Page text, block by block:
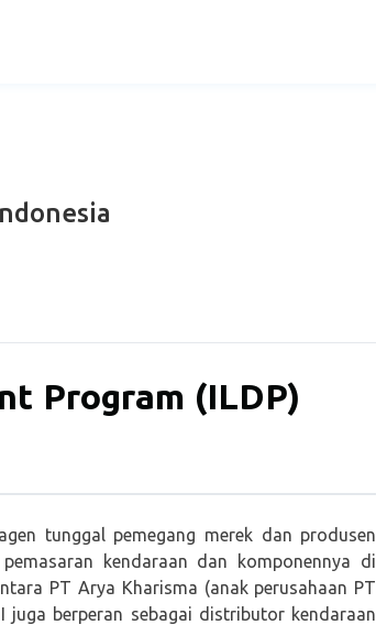
Program (ILDP)
tunggal pemegang merek dan produsen
kendaraan dan komponennya di
PT Arya Kharisma (anak perusahaan PT
berperan sebagai distributor kendaraan